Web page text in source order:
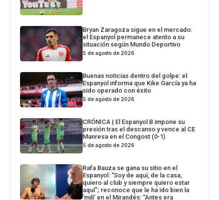
Bryan Zaragoza sigue en el mercado:
el Espanyol permanece atento a su
situación según Mundo Deportivo
5 de agosto de 2026
Buenas noticias dentro del golpe: el
Espanyol informa que Kike García ya ha
sido operado con éxito
5 de agosto de 2026
CRÓNICA | El Espanyol B impone su
presión tras el descanso y vence al CE
Manresa en el Congost (0-1)
5 de agosto de 2026
Rafa Bauza se gana su sitio en el
Espanyol: “Soy de aquí, de la casa,
quiero al club y siempre quiero estar
aquí”; reconoce que le ha ido bien la
‘mili’ en el Mirandés: “Antes era